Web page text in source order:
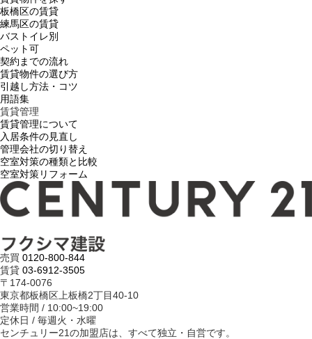
板橋区の賃貸
練馬区の賃貸
バストイレ別
ペット可
契約までの流れ
賃貸物件の選び方
引越し方法・コツ
用語集
賃貸管理
賃貸管理について
入居条件の見直し
管理会社の切り替え
空室対策の種類と比較
空室対策リフォーム
売買 0120-800-844
賃貸 03-6912-3505
〒174-0076
東京都板橋区上板橋2丁目40-10
営業時間 / 10:00~19:00
定休日 / 毎週火・水曜
センチュリー21の加盟店は、すべて独立・自営です。